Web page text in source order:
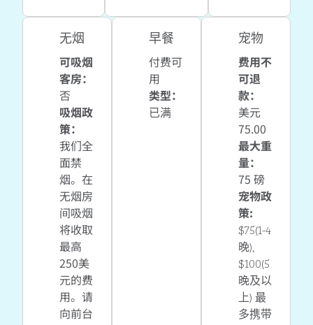
无烟
可吸烟
客房：
否
吸烟政
策：
我们全
面禁
烟。在
无烟房
间吸烟
将收取
最高
250美
元的费
用。请
向前台
早餐
付费可
用
类型：
已满
宠物
费用不
可退
款：
美元
75.00
最大重
量：
75 磅
宠物政
策:
$75(1-4
晚),
$100(5
晚及以
上) 最
多携带